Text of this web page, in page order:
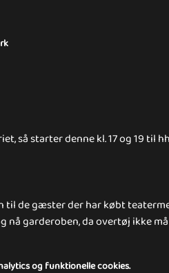
så starter denne kl. 17 og 19 til
til de gæster der har købt
garderoben, da overtøj ikke
og funktionelle cookies.